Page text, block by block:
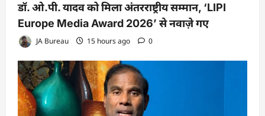
डॉ. ओ.पी. यादव को मिला अंतरराष्ट्रीय सम्मान, ‘LIPI
Europe Media Award 2026’ से नवाज़े गए
JA Bureau 15 hours ago 0